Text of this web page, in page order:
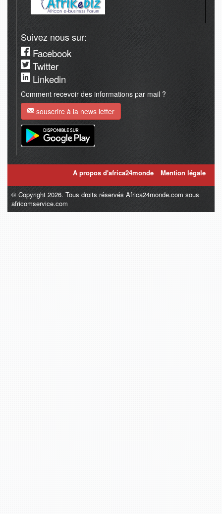
Suivez nous sur:
Facebook
Twitter
Linkedin
Comment recevoir des informations par mail ?
souscrire à la news letter
A propos d'africa24monde Mention légale
© Copyright 2026. Tous droits réservés Africa24monde.com sous
africomservice.com